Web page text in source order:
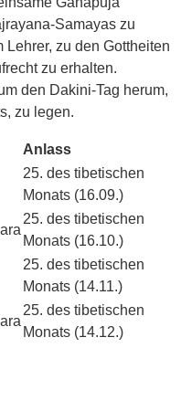
Samayas zu
zu den Gottheiten
zu erhalten.
den Dakini-Tag herum,
zu legen.
Anlass
25. des tibetischen
Monats (16.09.)
25. des tibetischen
Monats (16.10.)
25. des tibetischen
Monats (14.11.)
25. des tibetischen
Monats (14.12.)